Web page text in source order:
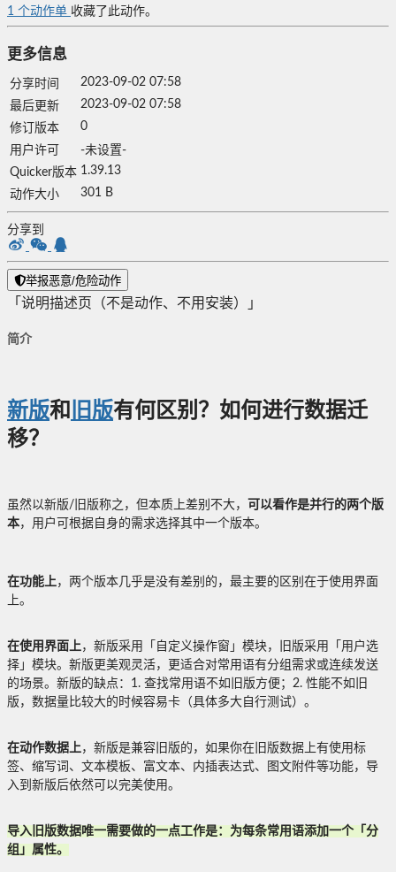
1 个动作单 收藏了此动作。
更多信息
分享时间
2023-09-02 07:58
最后更新
2023-09-02 07:58
修订版本
0
用户许可
-未设置-
Quicker版本 1.39.13
动作大小
301 B
分享到
举报恶意/危险动作
「说明描述页（不是动作、不用安装）」
简介
新版和 旧版有何区别？如何进行数据迁
移？
虽然以新版/旧版称之，但本质上差别不大，
可以看作是并行的两个版
本，用户可根据自身的需求选择其中一个版本。
在功能上，两个版本几乎是没有差别的，最主要的区别在于使用界面
上。
在使用界面上，新版采用「自定义操作窗」模块，旧版采用「用户选
择」模块。新版更美观灵活，更适合对常用语有分组需求或连续发送
的场景。新版的缺点：1. 查找常用语不如旧版方便；2. 性能不如旧
版，数据量比较大的时候容易卡（具体多大自行测试）。
在动作数据上，新版是兼容旧版的，如果你在旧版数据上有使用标
签、缩写词、文本模板、富文本、内插表达式、图文附件等功能，导
入到新版后依然可以完美使用。
导入旧版数据唯一需要做的一点工作是：为每条常用语添加一个「分
组」属性。